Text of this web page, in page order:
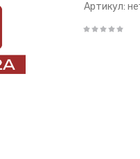
Артикул: